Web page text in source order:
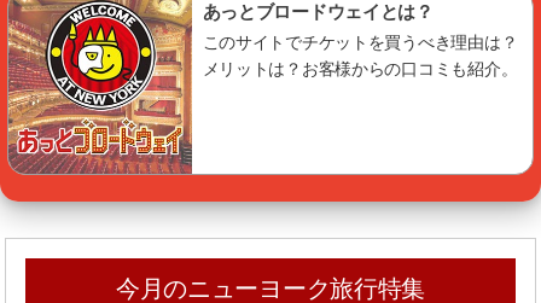
あっとブロードウェイとは？
このサイトでチケットを買うべき理由は？
メリットは？お客様からの口コミも紹介。
今月のニューヨーク旅行特集